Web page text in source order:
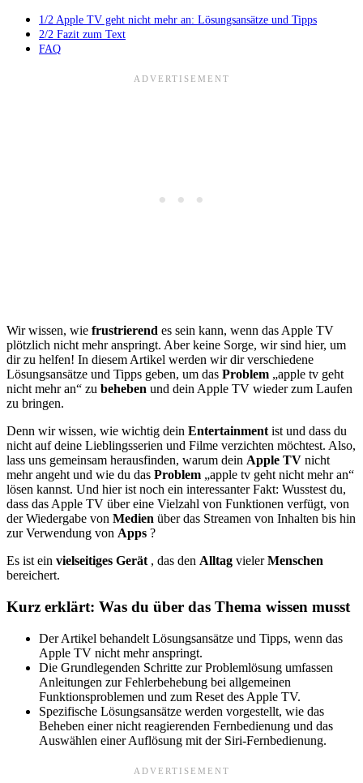
1/2 Apple TV geht nicht mehr an: Lösungsansätze und Tipps
2/2 Fazit zum Text
FAQ
Wir wissen, wie frustrierend es sein kann, wenn das Apple TV
plötzlich nicht mehr anspringt. Aber keine Sorge, wir sind hier, um
dir zu helfen! In diesem Artikel werden wir dir verschiedene
Lösungsansätze und Tipps geben, um das Problem „apple tv geht
nicht mehr an“ zu beheben und dein Apple TV wieder zum Laufen
zu bringen.
Denn wir wissen, wie wichtig dein Entertainment ist und dass du
nicht auf deine Lieblingsserien und Filme verzichten möchtest. Also,
lass uns gemeinsam herausfinden, warum dein Apple TV nicht
mehr angeht und wie du das Problem „apple tv geht nicht mehr an“
lösen kannst. Und hier ist noch ein interessanter Fakt: Wusstest du,
dass das Apple TV über eine Vielzahl von Funktionen verfügt, von
der Wiedergabe von Medien über das Streamen von Inhalten bis hin
zur Verwendung von Apps ?
Es ist ein vielseitiges Gerät , das den Alltag vielerMenschen
bereichert.
Kurz erklärt: Was du über das Thema wissen musst
Der Artikel behandelt Lösungsansätze und Tipps, wenn das
Apple TV nicht mehr anspringt.
Die Grundlegenden Schritte zur Problemlösung umfassen
Anleitungen zur Fehlerbehebung bei allgemeinen
Funktionsproblemen und zum Reset des Apple TV.
Spezifische Lösungsansätze werden vorgestellt, wie das
Beheben einer nicht reagierenden Fernbedienung und das
Auswählen einer Auflösung mit der Siri-Fernbedienung.